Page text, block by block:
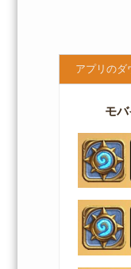
アプリのダ
モ